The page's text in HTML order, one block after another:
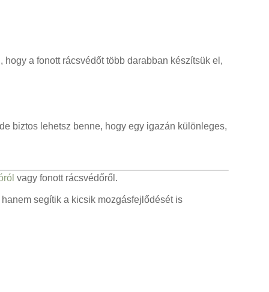
a fonott rácsvédőt több darabban készítsük el,
biztos lehetsz benne, hogy egy igazán különleges,
vagy fonott rácsvédőről.
segítik a kicsik mozgásfejlődését is